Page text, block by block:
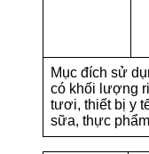
Mục đích sử
có khối lượng
tươi, thiết bị y
sữa, thực